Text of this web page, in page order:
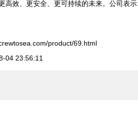
效、更安全、更可持续的未来。公司表
product/69.html
04 23:56:11